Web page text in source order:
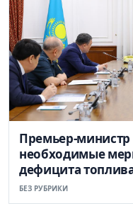
Премьер-министр
необходимые
дефицита
БЕЗ РУБРИКИ